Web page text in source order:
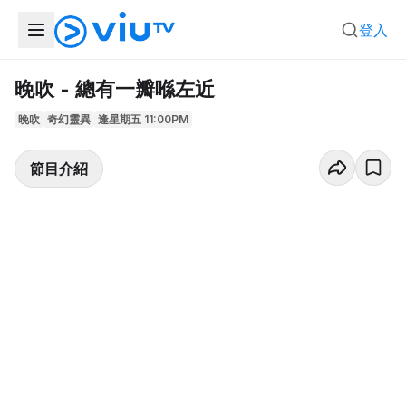
登入
晚吹 - 總有一瓣喺左近
晚吹 奇幻靈異 逢星期五 11:00PM
節目介紹